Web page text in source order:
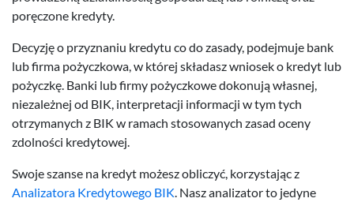
poręczone kredyty.
Decyzję o przyznaniu kredytu co do zasady, podejmuje bank
lub firma pożyczkowa, w której składasz wniosek o kredyt lub
pożyczkę. Banki lub firmy pożyczkowe dokonują własnej,
niezależnej od BIK, interpretacji informacji w tym tych
otrzymanych z BIK w ramach stosowanych zasad oceny
zdolności kredytowej.
Swoje szanse na kredyt możesz obliczyć, korzystając z
Analizatora Kredytowego BIK . Nasz analizator to jedyne